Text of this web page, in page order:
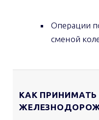
Операции
сменой
КАК ПРИНИМАТЬ